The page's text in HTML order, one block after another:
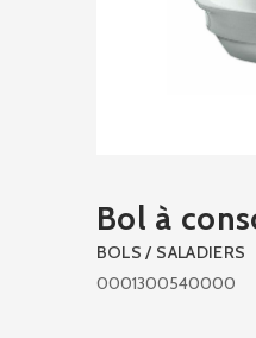
Bol à
BOLS / SALADIERS
0001300540000